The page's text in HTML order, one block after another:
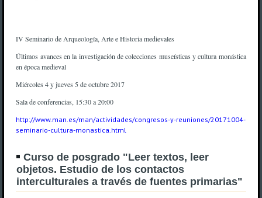
IV Seminario de Arqueología, Arte e Historia medievales
Últimos avances en la investigación de colecciones museísticas y cultura monástica
en época medieval
Miércoles 4 y jueves 5 de octubre 2017
Sala de conferencias, 15:30 a 20:00
http://www.man.es/man/actividades/congresos-y-reuniones/20171004-
seminario-cultura-monastica.html
Curso de posgrado "Leer textos, leer
objetos. Estudio de los contactos
interculturales a través de fuentes primarias"